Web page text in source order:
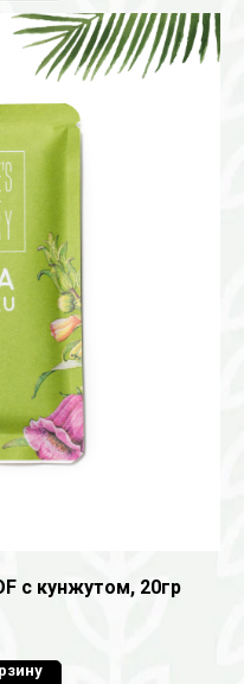
с кунжутом, 20гр